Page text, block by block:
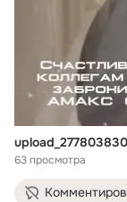
63 просмотра